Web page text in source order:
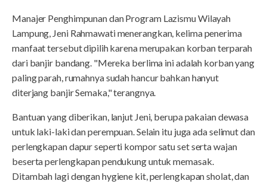
Manajer Penghimpunan dan Program Lazismu Wilayah
Lampung, Jeni Rahmawati menerangkan, kelima penerima
manfaat tersebut dipilih karena merupakan korban terparah
dari banjir bandang. "Mereka berlima ini adalah korban yang
paling parah, rumahnya sudah hancur bahkan hanyut
diterjang banjir Semaka," terangnya.
Bantuan yang diberikan, lanjut Jeni, berupa pakaian dewasa
untuk laki-laki dan perempuan. Selain itu juga ada selimut dan
perlengkapan dapur seperti kompor satu set serta wajan
beserta perlengkapan pendukung untuk memasak.
Ditambah lagi dengan hygiene kit, perlengkapan sholat, dan